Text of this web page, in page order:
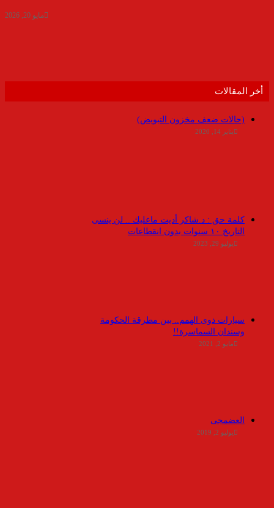
مايو 20, 2026
أخر المقالات
(حالات ضعف مخزون التبويض)
يناير 14, 2020
كلمة حق : د.شاكر أديت ماعليك .. لن ينسى
التاريخ ١٠ سنوات بدون انقطاعات
يوليو 29, 2023
سيارات ذوى الهمم.. بين مطرقة الحكومة
وسندان السماسرة!!
مايو 2, 2021
العضمجى
يوليو 2, 2019